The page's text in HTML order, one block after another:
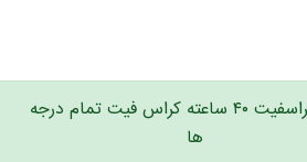
کارگاه کراسفیت ۴۰ ساعته کراس فیت تمام درجه
ها